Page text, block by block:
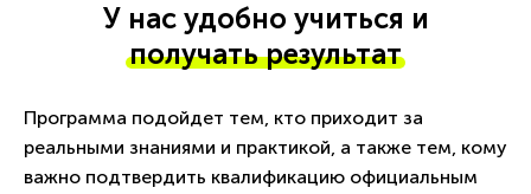
У нас удобно учиться и
получать результат
Программа подойдет тем, кто приходит за
реальными знаниями и практикой, а также тем, кому
важно подтвердить квалификацию официальным